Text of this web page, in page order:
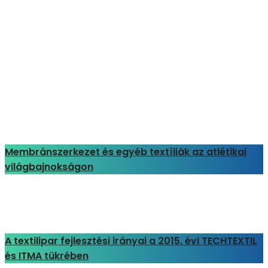
Membránszerkezet és egyéb textíliák az atlétikai
világbajnokságon
A textilipar fejlesztési irányai a 2015. évi TECHTEXTIL
és ITMA tükrében